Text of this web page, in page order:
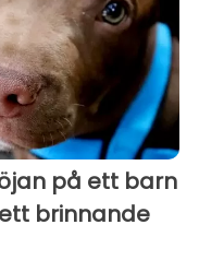
på ett barn
brinnande